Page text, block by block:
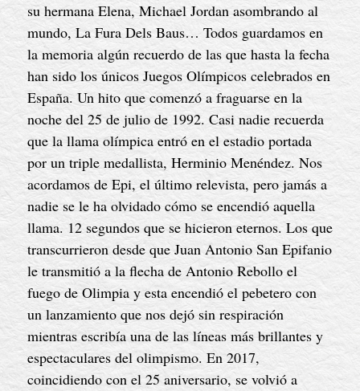
su hermana Elena, Michael Jordan asombrando al
mundo, La Fura Dels Baus… Todos guardamos en
la memoria algún recuerdo de las que hasta la fecha
han sido los únicos Juegos Olímpicos celebrados en
España. Un hito que comenzó a fraguarse en la
noche del 25 de julio de 1992. Casi nadie recuerda
que la llama olímpica entró en el estadio portada
por un triple medallista, Herminio Menéndez. Nos
acordamos de Epi, el último relevista, pero jamás a
nadie se le ha olvidado cómo se encendió aquella
llama. 12 segundos que se hicieron eternos. Los que
transcurrieron desde que Juan Antonio San Epifanio
le transmitió a la flecha de Antonio Rebollo el
fuego de Olimpia y esta encendió el pebetero con
un lanzamiento que nos dejó sin respiración
mientras escribía una de las líneas más brillantes y
espectaculares del olimpismo. En 2017,
coincidiendo con el 25 aniversario, se volvió a